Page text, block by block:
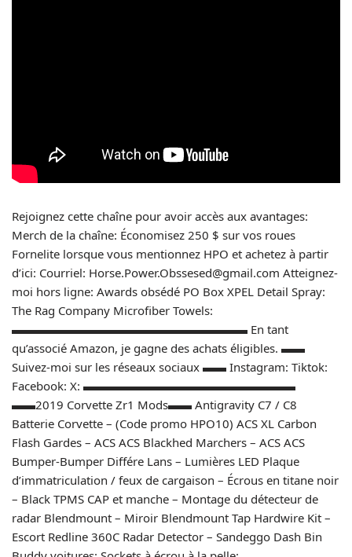
Rejoignez cette chaîne pour avoir accès aux avantages:
Merch de la chaîne: Économisez 250 $ sur vos roues
Fornelite lorsque vous mentionnez HPO et achetez à partir
d’ici: Courriel: Horse.Power.Obssesed@gmail.com Atteignez-
moi hors ligne: Awards obsédé PO Box XPEL Detail Spray:
The Rag Company Microfiber Towels:
▬▬▬▬▬▬▬▬▬▬▬▬▬▬▬▬▬▬▬▬ En tant
qu’associé Amazon, je gagne des achats éligibles. ▬▬
Suivez-moi sur les réseaux sociaux ▬▬ Instagram: Tiktok:
Facebook: X: ▬▬▬▬▬▬▬▬▬▬▬▬▬▬▬▬▬▬
▬▬2019 Corvette Zr1 Mods▬▬ Antigravity C7 / C8
Batterie Corvette – (Code promo HPO10) ACS XL Carbon
Flash Gardes – ACS ACS Blackhed Marchers – ACS ACS
Bumper-Bumper Différe Lans – Lumières LED Plaque
d’immatriculation / feux de cargaison – Écrous en titane noir
– Black TPMS CAP et manche – Montage du détecteur de
radar Blendmount – Miroir Blendmount Tap Hardwire Kit –
Escort Redline 360C Radar Detector – Sandeggo Dash Bin